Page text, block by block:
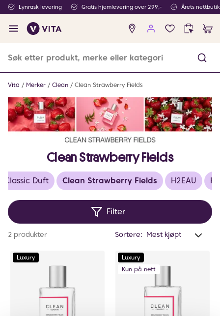
Lynrask levering Gratis hjemlevering over 299,- Årets
Ingen
produkter
Vita Merker Clean Clean Strawberry Fields
Clean Strawberry Fields
Classic Duft Clean Strawberry Fields H2EAU
Filter
2 produkter Sortere:
Luxury
Luxury
Kun på nett